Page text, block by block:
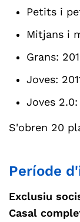
Petits i
Mitjans i
Grans:
Joves:
Joves
S'obren 20
Període
Exclusiu
Casal